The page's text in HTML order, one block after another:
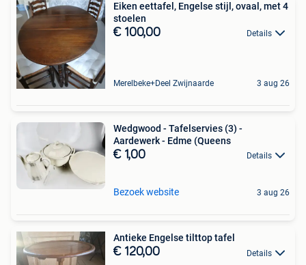
Eiken eettafel, Engelse stijl, ovaal, met 4
stoelen
€ 100,00 Details
Merelbeke+Deel Zwijnaarde 3 aug 26
Wedgwood - Tafelservies (3) -
Aardewerk - Edme (Queens
€ 1,00 Details
Bezoek website 3 aug 26
Antieke Engelse tilttop tafel
€ 120,00 Details